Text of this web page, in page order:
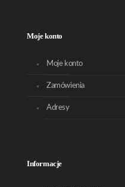
Moje konto
Moje konto
Zamówienia
Adresy
Informacje